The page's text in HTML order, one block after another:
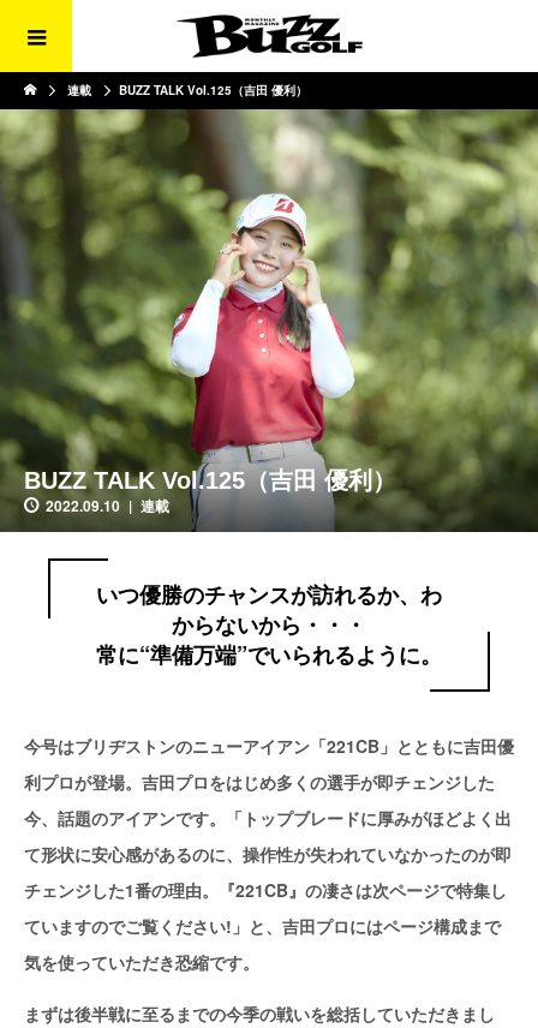
連載 BUZZ TALK Vol.125（吉田 優利）
BUZZ TALK Vol.125（吉田 優利）
2022.09.10 連載
いつ優勝のチャンスが訪れるか、わ
からないから・・・
常に“準備万端”でいられるように。
今号はブリヂストンのニューアイアン「221CB」とともに吉田優
利プロが登場。吉田プロをはじめ多くの選手が即チェンジした
今、話題のアイアンです。「トップブレードに厚みがほどよく出
て形状に安心感があるのに、操作性が失われていなかったのが即
チェンジした1番の理由。『221CB』の凄さは次ページで特集し
ていますのでご覧ください!」と、吉田プロにはページ構成まで
気を使っていただき恐縮です。
まずは後半戦に至るまでの今季の戦いを総括していただきまし